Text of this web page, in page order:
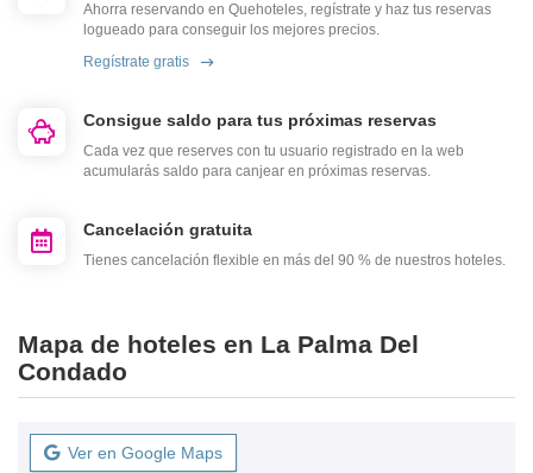
Ahorra reservando en Quehoteles, regístrate y haz tus reservas
logueado para conseguir los mejores precios.
Regístrate gratis
Consigue saldo para tus próximas reservas
Cada vez que reserves con tu usuario registrado en la web
acumularás saldo para canjear en próximas reservas.
Cancelación gratuita
Tienes cancelación flexible en más del 90 % de nuestros hoteles.
Mapa de hoteles en La Palma Del
Condado
Ver en Google Maps